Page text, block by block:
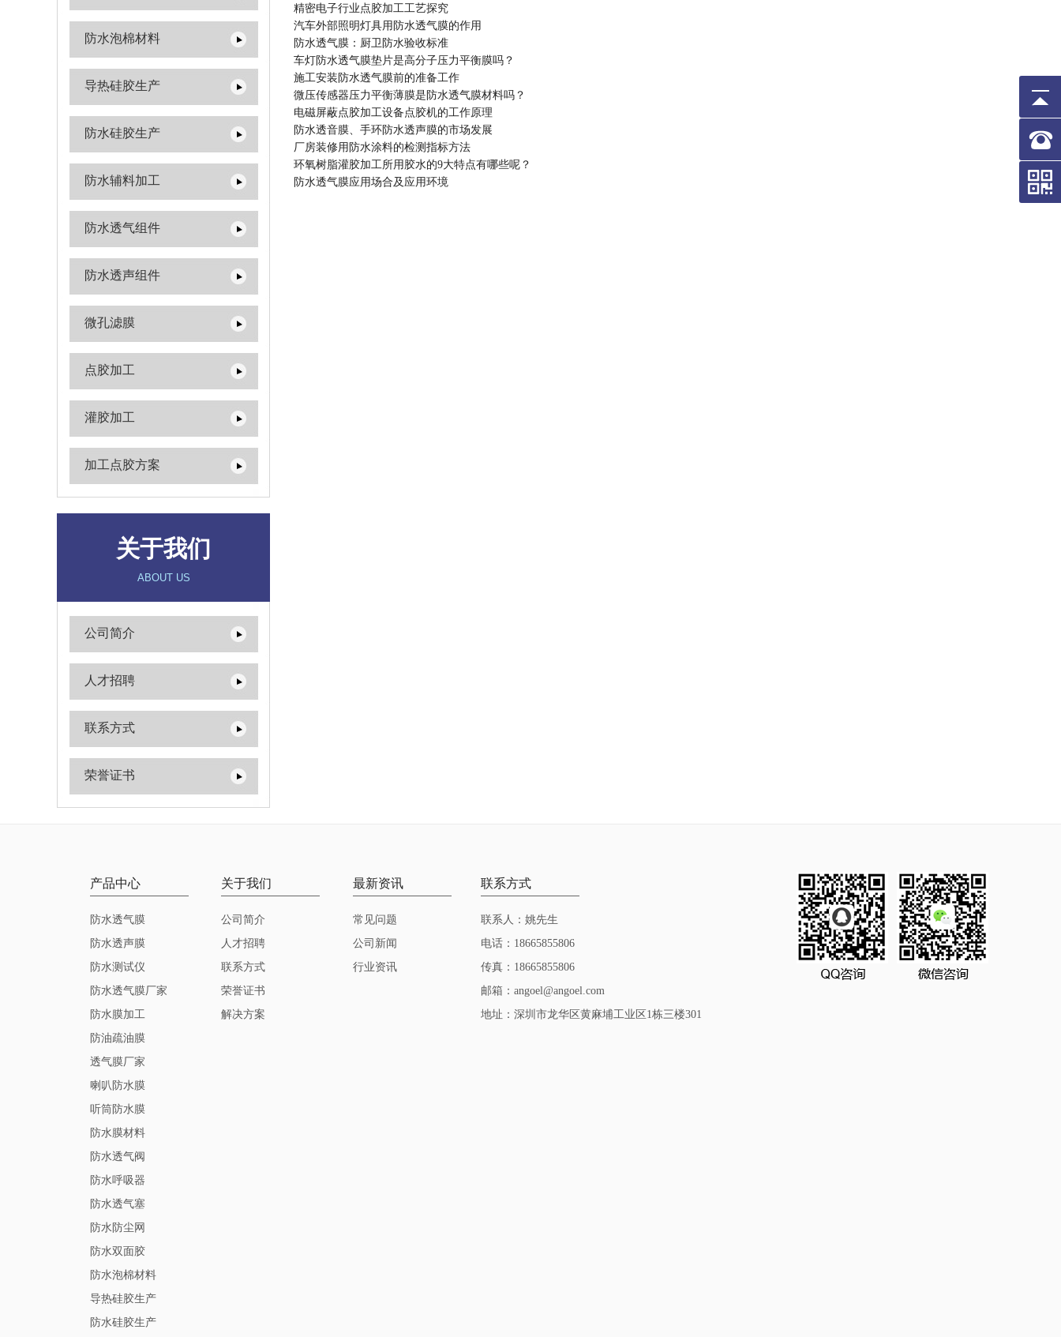
防水泡棉材料
导热硅胶生产
防水硅胶生产
防水辅料加工
防水透气组件
防水透声组件
微孔滤膜
点胶加工
灌胶加工
加工点胶方案
关于我们
ABOUT US
公司简介
人才招聘
联系方式
荣誉证书
精密电子行业点胶加工工艺探究
汽车外部照明灯具用防水透气膜的作用
防水透气膜：厨卫防水验收标准
车灯防水透气膜垫片是高分子压力平衡膜吗？
施工安装防水透气膜前的准备工作
微压传感器压力平衡薄膜是防水透气膜材料吗？
电磁屏蔽点胶加工设备点胶机的工作原理
防水透音膜、手环防水透声膜的市场发展
厂房装修用防水涂料的检测指标方法
环氧树脂灌胶加工所用胶水的9大特点有哪些呢？
防水透气膜应用场合及应用环境
产品中心
防水透气膜
防水透声膜
防水测试仪
防水透气膜厂家
防水膜加工
防油疏油膜
透气膜厂家
喇叭防水膜
听筒防水膜
防水膜材料
防水透气阀
防水呼吸器
防水透气塞
防水防尘网
防水双面胶
防水泡棉材料
导热硅胶生产
防水硅胶生产
关于我们
公司简介
人才招聘
联系方式
荣誉证书
解决方案
最新资讯
常见问题
公司新闻
行业资讯
联系方式
联系人：姚先生
电话：18665855806
传真：18665855806
邮箱：angoel@angoel.com
地址：深圳市龙华区黄麻埔工业区1栋三楼301